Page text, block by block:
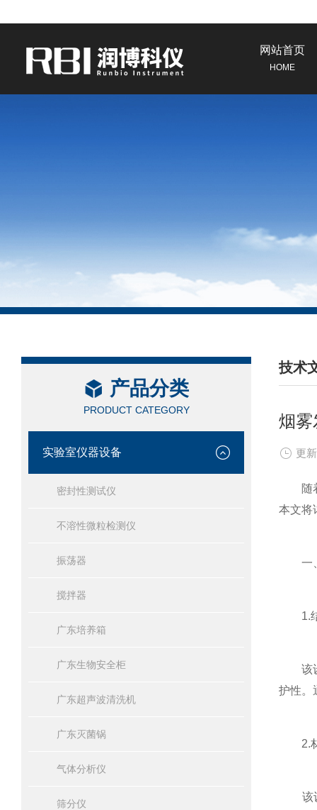
网站首页
HOME
产品分类
PRODUCT CATEGORY
实验室仪器设备
密封性测试仪
不溶性微粒检测仪
振荡器
搅拌器
广东培养箱
广东生物安全柜
广东超声波清洗机
广东灭菌锅
气体分析仪
筛分仪
技术
/
烟雾
更
随着
本文将
一、
1.结
该设
护性。
2.材
该设